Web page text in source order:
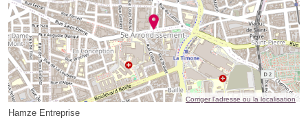
Corriger l’adresse ou la localisation
Hamze Entreprise